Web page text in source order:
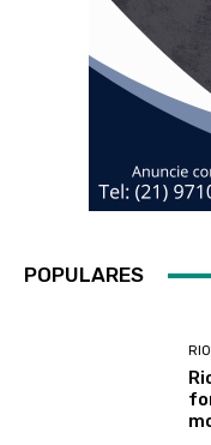
POPULARES
RIO